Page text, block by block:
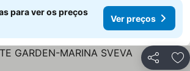
para ver os preços
Ver preços
Partilhar